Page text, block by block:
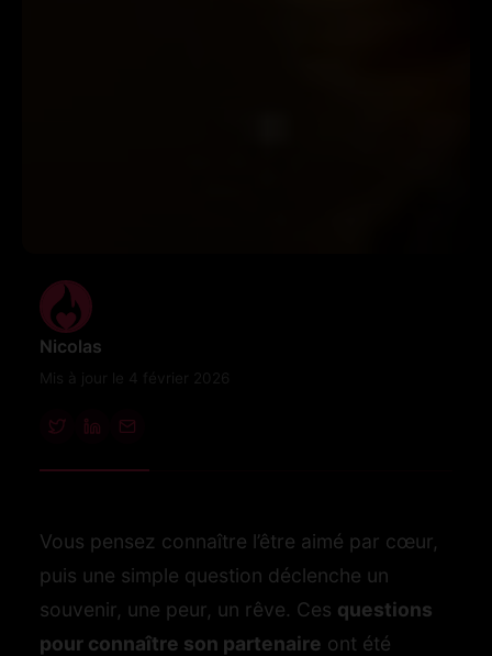
Nicolas
Vous pensez connaître l’être aimé par cœur,
puis une simple question déclenche un
souvenir, une peur, un rêve. Ces questions
pour connaître son partenaire ont été